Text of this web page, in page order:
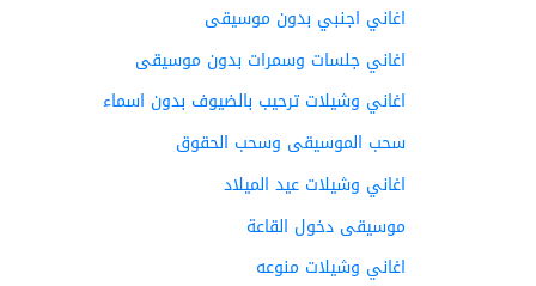
اغاني اجنبي بدون موسيقى
اغاني جلسات وسمرات بدون موسيقى
اغاني وشيلات ترحيب بالضيوف بدون اسماء
سحب الموسيقى وسحب الحقوق
اغاني وشيلات عيد الميلاد
موسيقى دخول القاعة
اغاني وشيلات منوعه